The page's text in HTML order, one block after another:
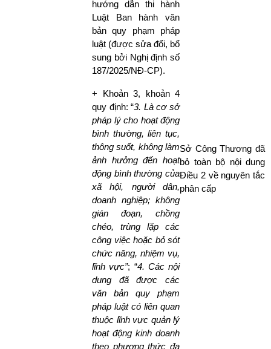
hướng dẫn thi hành
Luật Ban hành văn
bản quy phạm pháp
luật (được sửa đổi, bổ
sung bởi Nghị định số
187/2025/NĐ-CP).
+ Khoản 3, khoản 4
quy định: “3. Là cơ sở
pháp lý cho hoạt động
bình thường, liên tục,
thông suốt, không làm
ảnh hưởng đến hoạt
động bình thường của
xã hội, người dân,
doanh nghiệp; không
gián đoạn, chồng
chéo, trùng lặp các
công việc hoặc bỏ sót
chức năng, nhiệm vụ,
lĩnh vực”; “4. Các nội
dung đã được các
văn bản quy phạm
pháp luật có liên quan
thuộc lĩnh vực quản lý
hoạt động kinh doanh
theo phương thức đa
Sở Công Thương đã
bỏ toàn bộ nội dung
Điều 2 về nguyên tắc
phân cấp